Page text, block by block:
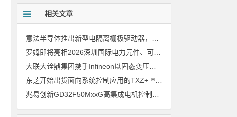
相关文章
罗姆即将亮相2026深圳国际电力元件、可再生能源管理展览会暨研讨会
大联大诠鼎集团携手Infineon以固态变压器重构配电效率新标杆